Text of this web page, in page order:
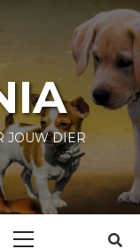
JOUW DIER